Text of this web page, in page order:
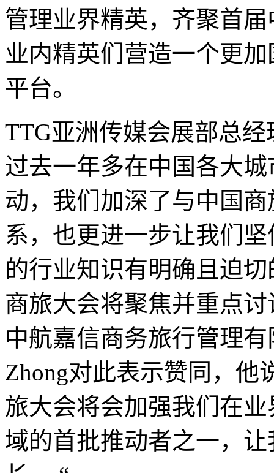
管理业界精英，齐聚首
业内精英们营造一个更
平台。
TTG亚洲传媒会展部总经
过去一年多在中国各大
动，我们加深了与中国
系，也更进一步让我们
的行业知识有明确且迫
商旅大会将聚焦并重点
中航嘉信商务旅行管理
Zhong对此表示赞同，他
旅大会将会加强我们在
域的首批推动者之一，